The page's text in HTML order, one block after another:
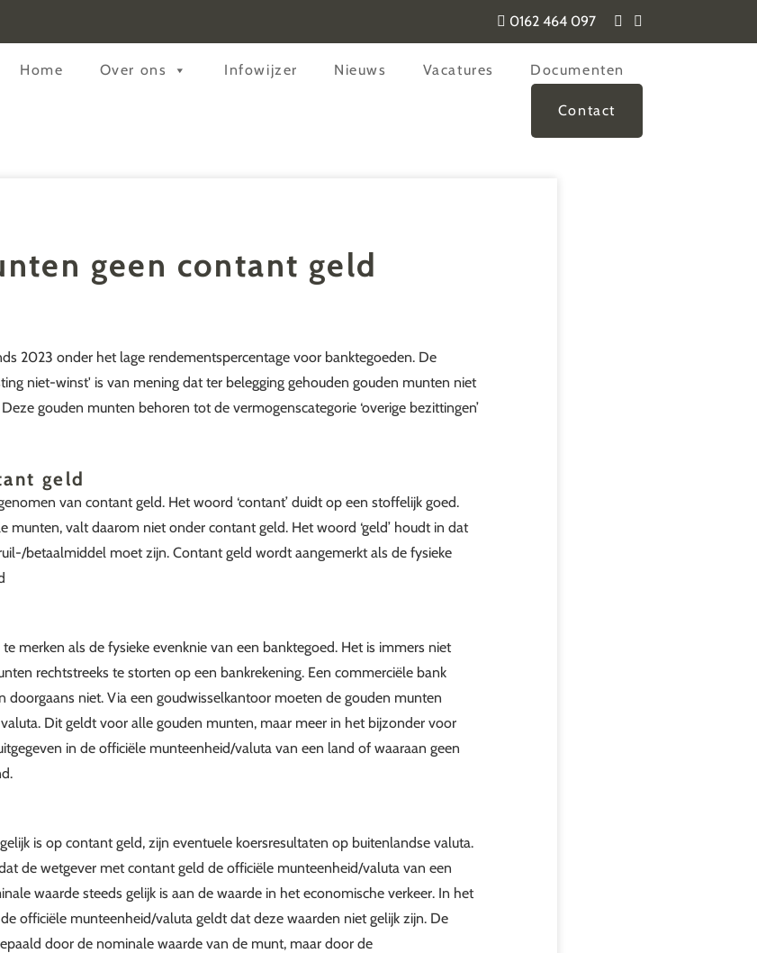
0162 464 097
Home Over ons Infowijzer Nieuws Vacatures Documenten
Contact
geen contant geld
2023 onder het lage rendementspercentage voor banktegoeden. De
niet-winst' is van mening dat ter belegging gehouden gouden munten niet
gouden munten behoren tot de vermogenscategorie ‘overige bezittingen’
geld
van contant geld. Het woord ‘contant’ duidt op een stoffelijk goed.
munten, valt daarom niet onder contant geld. Het woord ‘geld’ houdt in dat
betaalmiddel moet zijn. Contant geld wordt aangemerkt als de fysieke
merken als de fysieke evenknie van een banktegoed. Het is immers niet
rechtstreeks te storten op een bankrekening. Een commerciële bank
doorgaans niet. Via een goudwisselkantoor moeten de gouden munten
Dit geldt voor alle gouden munten, maar meer in het bijzonder voor
in de officiële munteenheid/valuta van een land of waaraan geen
is op contant geld, zijn eventuele koersresultaten op buitenlandse valuta.
de wetgever met contant geld de officiële munteenheid/valuta van een
waarde steeds gelijk is aan de waarde in het economische verkeer. In het
officiële munteenheid/valuta geldt dat deze waarden niet gelijk zijn. De
door de nominale waarde van de munt, maar door de